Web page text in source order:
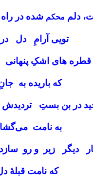
دلم محکم شده در راه
تویی آرامِ دل
قطره‌ های اشکِ پنهانی
که باریده‌ به
در بن‌ بستِ تردیدش
به نامت
دیگر زیر و رو سازد
که نامت قبلهٔ